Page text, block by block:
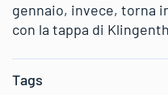
gennaio, invece, torna
con la tappa di
Tags